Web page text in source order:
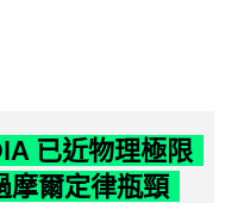
已近物理極限
摩爾定律瓶頸